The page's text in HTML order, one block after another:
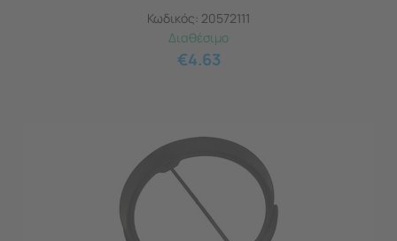
Κωδικός: 20572111
Διαθέσιμο
€4.63